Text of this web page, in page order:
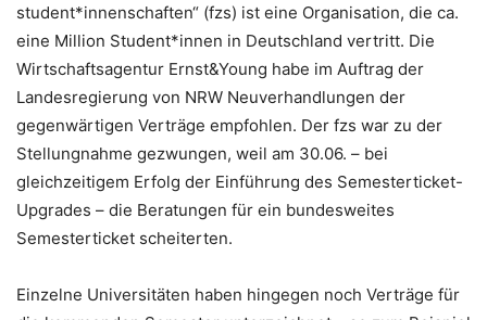
student*innenschaften“ (fzs) ist eine Organisation, die ca.
eine Million Student*innen in Deutschland vertritt. Die
Wirtschaftsagentur Ernst&Young habe im Auftrag der
Landesregierung von NRW Neuverhandlungen der
gegenwärtigen Verträge empfohlen. Der fzs war zu der
Stellungnahme gezwungen, weil am 30.06. – bei
gleichzeitigem Erfolg der Einführung des Semesterticket-
Upgrades – die Beratungen für ein bundesweites
Semesterticket scheiterten.
Einzelne Universitäten haben hingegen noch Verträge für